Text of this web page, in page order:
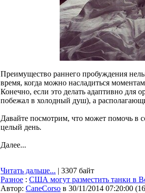
Преимущество раннего пробуждения
время, когда можно насладиться
Конечно, если это делать адаптивно для
побежал в холодный душ), а
Давайте посмотрим, что может помочь в
целый день.
Далее...
Читать дальше... | 3307 байт
Разное : США могут разместить танки в
Автор: CaneCorso в 30/11/2014 07:20:00 (